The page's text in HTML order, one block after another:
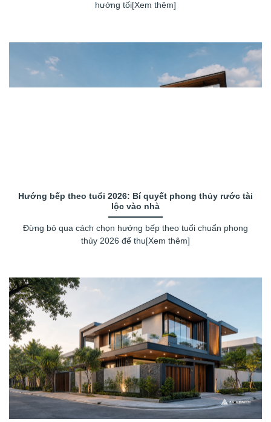
hướng tối[Xem thêm]
Hướng bếp theo tuổi 2026: Bí quyết phong thủy rước tài
lộc vào nhà
Đừng bỏ qua cách chọn hướng bếp theo tuổi chuẩn phong
thủy 2026 để thu[Xem thêm]